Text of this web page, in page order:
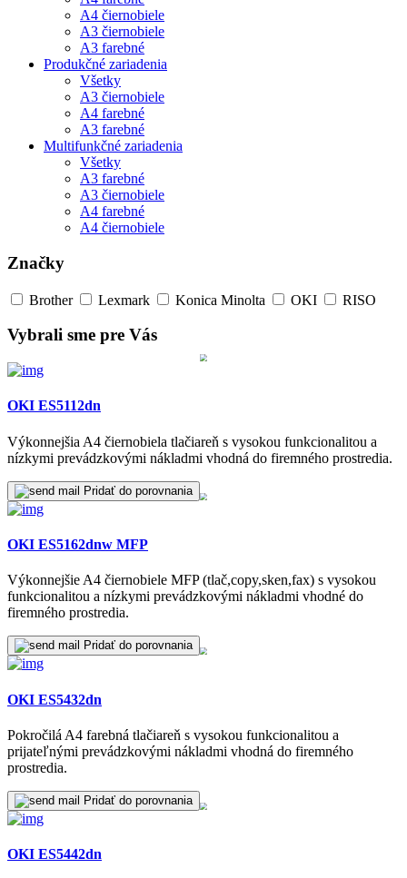
A4 čiernobiele
A3 čiernobiele
A3 farebné
Produkčné zariadenia
Všetky
A3 čiernobiele
A4 farebné
A3 farebné
Multifunkčné zariadenia
Všetky
A3 farebné
A3 čiernobiele
A4 farebné
A4 čiernobiele
Značky
Brother Lexmark Konica Minolta OKI RISO
Vybrali sme pre Vás
OKI ES5112dn
Výkonnejšia A4 čiernobiela tlačiareň s vysokou funkcionalitou a
nízkymi prevádzkovými nákladmi vhodná do firemného prostredia.
Pridať do porovnania
OKI ES5162dnw MFP
Výkonnejšie A4 čiernobiele MFP (tlač,copy,sken,fax) s vysokou
funkcionalitou a nízkymi prevádzkovými nákladmi vhodné do
firemného prostredia.
Pridať do porovnania
OKI ES5432dn
Pokročilá A4 farebná tlačiareň s vysokou funkcionalitou a
prijateľnými prevádzkovými nákladmi vhodná do firemného
prostredia.
Pridať do porovnania
OKI ES5442dn